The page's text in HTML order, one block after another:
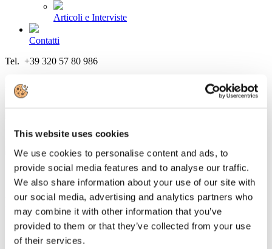
This website uses cookies
We use cookies to personalise content and ads, to
provide social media features and to analyse our traffic.
We also share information about your use of our site with
our social media, advertising and analytics partners who
may combine it with other information that you’ve
provided to them or that they’ve collected from your use
of their services.
Articoli e Interviste
Contatti
Tel. +39 320 57 80 986
Come aderire
Login
Cerca...
L’Assemblea di Federterme
Dettagli
Categoria:Federterme